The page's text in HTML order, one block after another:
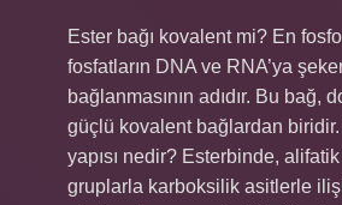
Ester bağı kovalent mi? En
fosfatların DNA ve RNA’ya
bağlanmasının adıdır. Bu bağ,
güçlü kovalent bağlardan biridir.
yapısı nedir? Esterbinde,
gruplarla karboksilik asitlerle